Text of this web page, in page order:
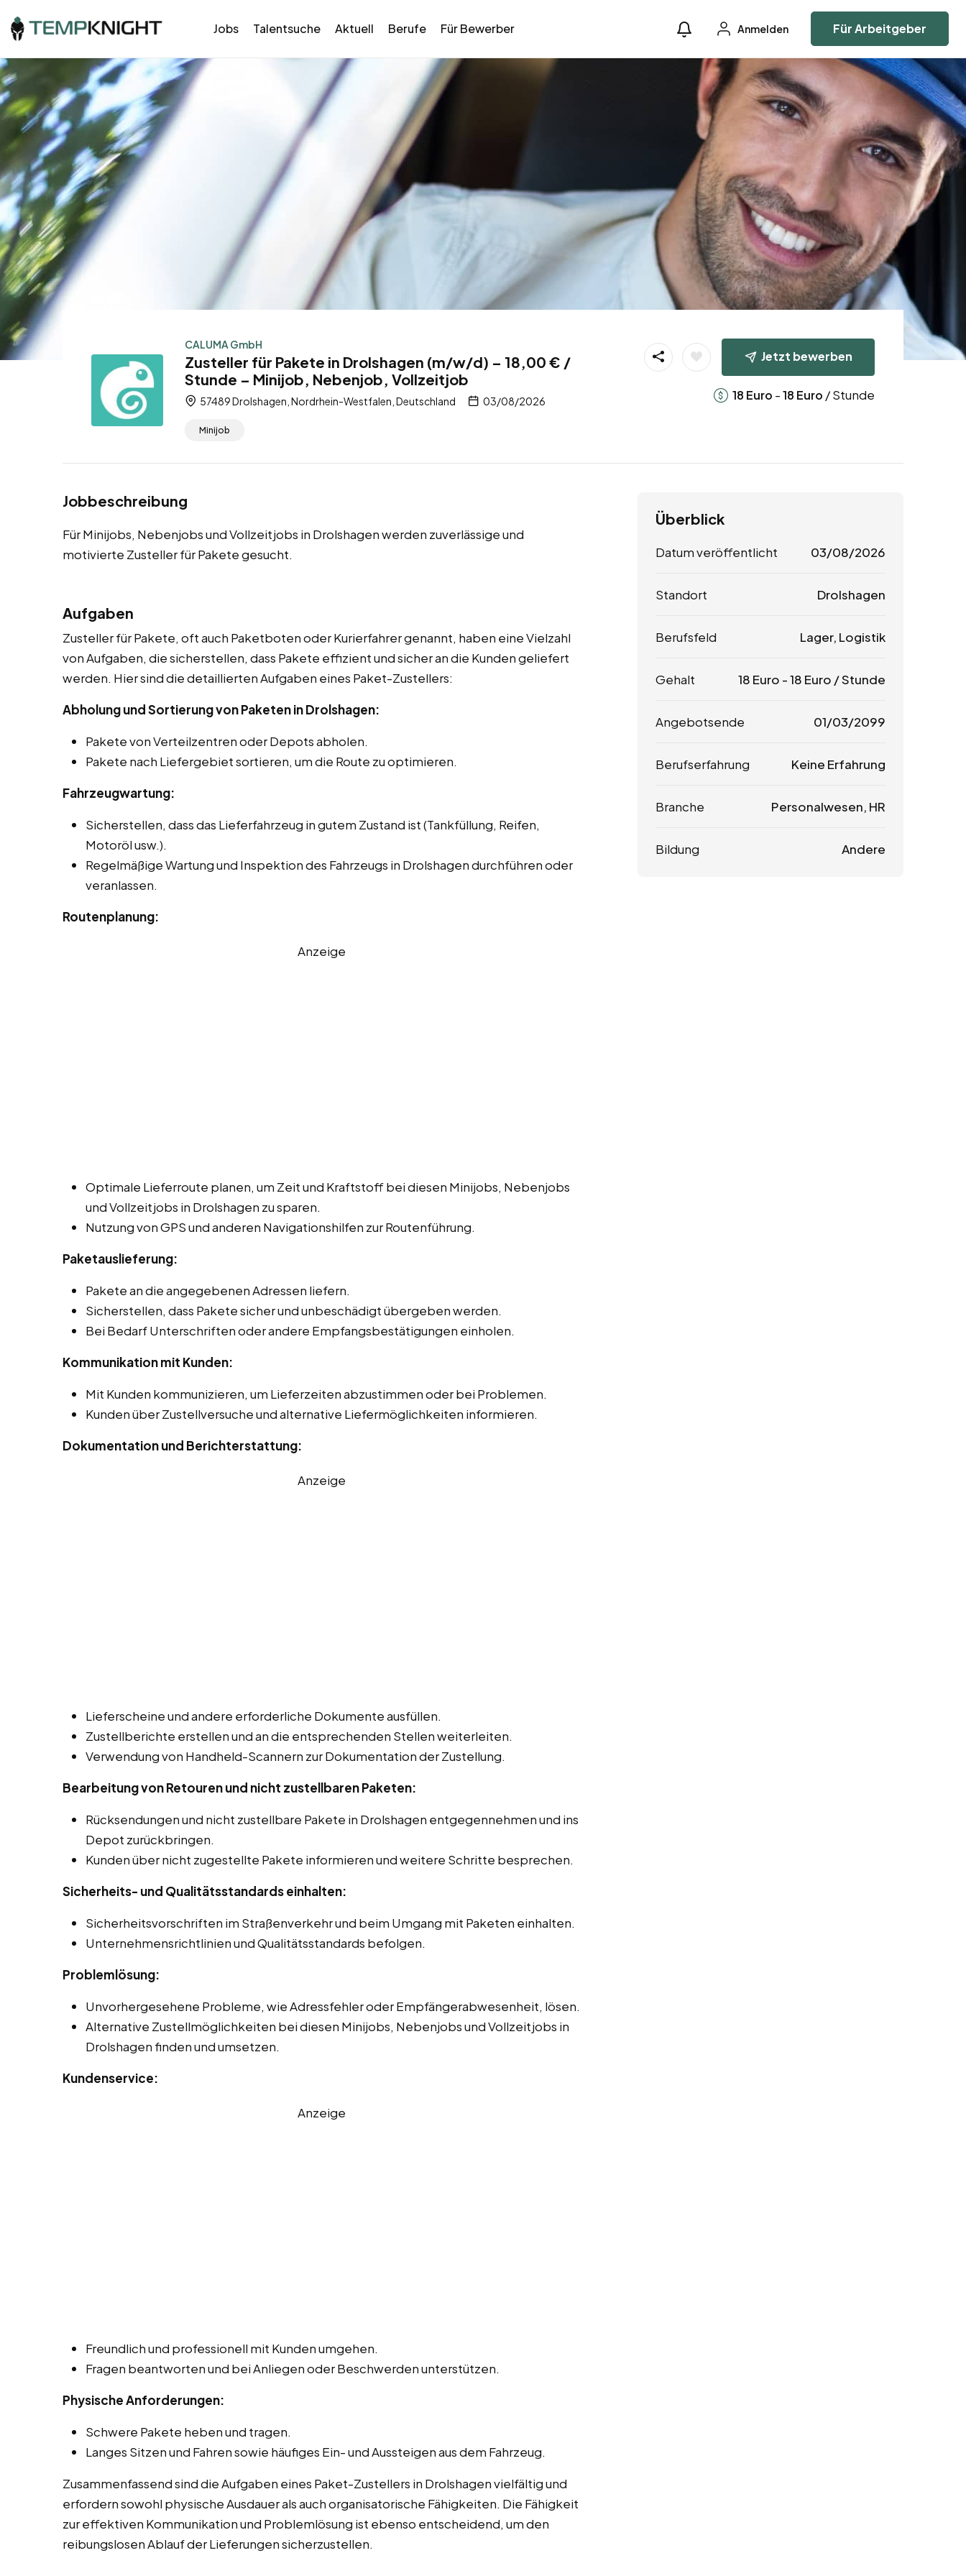
Jobs Talentsuche Aktuell Berufe Für Bewerber Anmelden Für Arbeitgeber
CALUMA GmbH
Zusteller für Pakete in Drolshagen (m/w/d) – 18,00 € /
Stunde – Minijob, Nebenjob, Vollzeitjob
57489 Drolshagen, Nordrhein-Westfalen, Deutschland 03/08/2026
Minijob
Jetzt bewerben
18 Euro -18 Euro / Stunde
Jobbeschreibung
Für Minijobs, Nebenjobs und Vollzeitjobs in Drolshagen werden zuverlässige und
motivierte Zusteller für Pakete gesucht.
Aufgaben
Zusteller für Pakete, oft auch Paketboten oder Kurierfahrer genannt, haben eine Vielzahl
von Aufgaben, die sicherstellen, dass Pakete effizient und sicher an die Kunden geliefert
werden. Hier sind die detaillierten Aufgaben eines Paket-Zustellers:
Abholung und Sortierung von Paketen in Drolshagen:
Pakete von Verteilzentren oder Depots abholen.
Pakete nach Liefergebiet sortieren, um die Route zu optimieren.
Fahrzeugwartung:
Sicherstellen, dass das Lieferfahrzeug in gutem Zustand ist (Tankfüllung, Reifen,
Motoröl usw.).
Regelmäßige Wartung und Inspektion des Fahrzeugs in Drolshagen durchführen oder
veranlassen.
Routenplanung:
Anzeige
Optimale Lieferroute planen, um Zeit und Kraftstoff bei diesen Minijobs, Nebenjobs
und Vollzeitjobs in Drolshagen zu sparen.
Nutzung von GPS und anderen Navigationshilfen zur Routenführung.
Paketauslieferung:
Pakete an die angegebenen Adressen liefern.
Sicherstellen, dass Pakete sicher und unbeschädigt übergeben werden.
Bei Bedarf Unterschriften oder andere Empfangsbestätigungen einholen.
Kommunikation mit Kunden:
Mit Kunden kommunizieren, um Lieferzeiten abzustimmen oder bei Problemen.
Kunden über Zustellversuche und alternative Liefermöglichkeiten informieren.
Dokumentation und Berichterstattung:
Anzeige
Lieferscheine und andere erforderliche Dokumente ausfüllen.
Zustellberichte erstellen und an die entsprechenden Stellen weiterleiten.
Verwendung von Handheld-Scannern zur Dokumentation der Zustellung.
Bearbeitung von Retouren und nicht zustellbaren Paketen:
Rücksendungen und nicht zustellbare Pakete in Drolshagen entgegennehmen und ins
Depot zurückbringen.
Kunden über nicht zugestellte Pakete informieren und weitere Schritte besprechen.
Sicherheits- und Qualitätsstandards einhalten:
Sicherheitsvorschriften im Straßenverkehr und beim Umgang mit Paketen einhalten.
Unternehmensrichtlinien und Qualitätsstandards befolgen.
Problemlösung:
Unvorhergesehene Probleme, wie Adressfehler oder Empfängerabwesenheit, lösen.
Alternative Zustellmöglichkeiten bei diesen Minijobs, Nebenjobs und Vollzeitjobs in
Drolshagen finden und umsetzen.
Kundenservice:
Anzeige
Freundlich und professionell mit Kunden umgehen.
Fragen beantworten und bei Anliegen oder Beschwerden unterstützen.
Physische Anforderungen:
Schwere Pakete heben und tragen.
Langes Sitzen und Fahren sowie häufiges Ein- und Aussteigen aus dem Fahrzeug.
Zusammenfassend sind die Aufgaben eines Paket-Zustellers in Drolshagen vielfältig und
erfordern sowohl physische Ausdauer als auch organisatorische Fähigkeiten. Die Fähigkeit
zur effektiven Kommunikation und Problemlösung ist ebenso entscheidend, um den
reibungslosen Ablauf der Lieferungen sicherzustellen.
Überblick
Datum veröffentlicht 03/08/2026
Standort Drolshagen
Berufsfeld Lager, Logistik
Gehalt 18 Euro -18 Euro / Stunde
Angebotsende 01/03/2099
Berufserfahrung Keine Erfahrung
Branche Personalwesen, HR
Bildung Andere